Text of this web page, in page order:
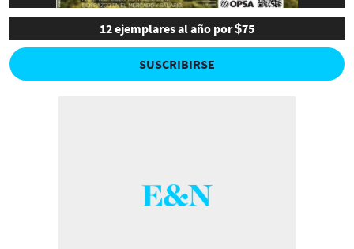
12 ejemplares al año por $75
SUSCRIBIRSE